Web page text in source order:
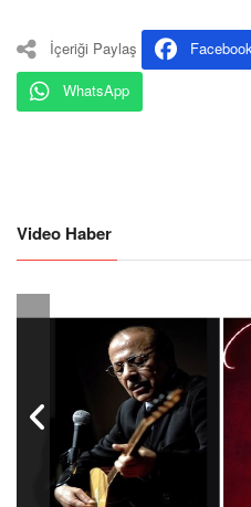
İçeriği Paylaş
WhatsApp
Video Haber